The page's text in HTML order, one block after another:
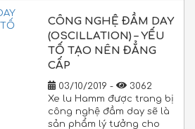
CÔNG NGHỆ ĐẦM DAY
(OSCILLATION) – YẾU
TỐ TẠO NÊN ĐẲNG
CẤP
03/10/2019 -
3062
Xe lu Hamm được trang bị
công nghệ đầm day sẽ là
sản phẩm lý tưởng cho